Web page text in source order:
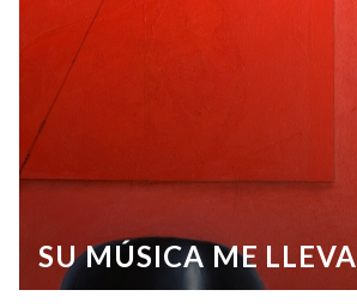
SU MÚSICA ME LLEVA